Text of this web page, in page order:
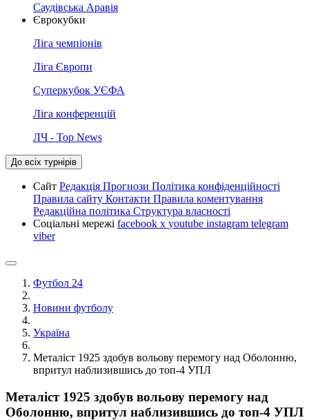
Саудівська Аравія
Єврокубки
Ліга чемпіонів
Ліга Європи
Суперкубок УЄФА
Ліга конференцій
ЛЧ - Top News
До всіх турнірів
Сайт Редакція Прогнози Політика конфіденційності
Правила сайту Контакти Правила коментування
Редакційна політика Структура власності
Соціальні мережі facebook x youtube instagram telegram
viber
Футбол 24
Новини футболу
Україна
Металіст 1925 здобув вольову перемогу над Оболонню,
впритул наблизившись до топ-4 УПЛ
Металіст 1925 здобув вольову перемогу над
Оболонню, впритул наблизившись до топ-4 УПЛ